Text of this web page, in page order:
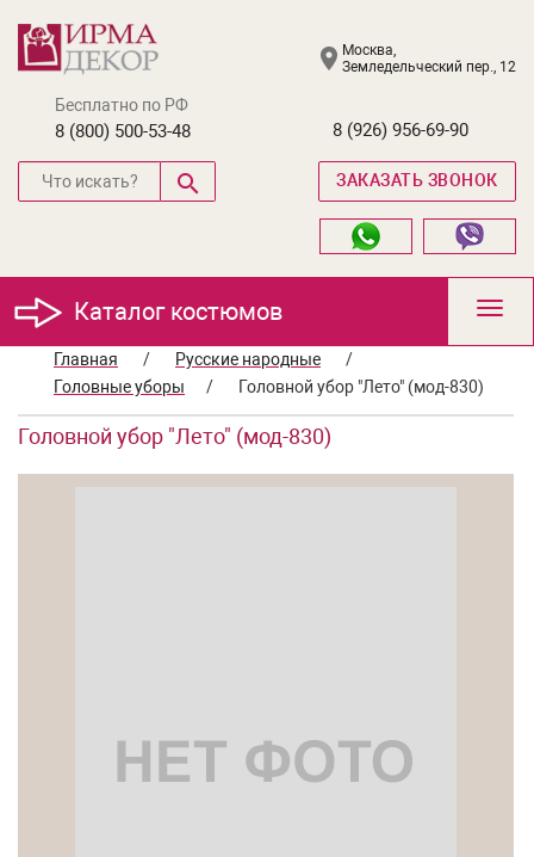
Москва,
Земледельческий пер., 12
Бесплатно по РФ
8 (800) 500-53-48 8 (926) 956-69-90
ЗАКАЗАТЬ ЗВОНОК
Каталог костюмов
Главная
/ Русские народные
/
Головные уборы
/ Головной убор "Лето" (мод-830)
Головной убор "Лето" (мод-830)